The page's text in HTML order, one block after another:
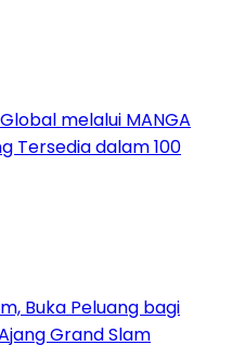
melalui MANGA
Tersedia dalam 100
Buka Peluang bagi
Grand Slam